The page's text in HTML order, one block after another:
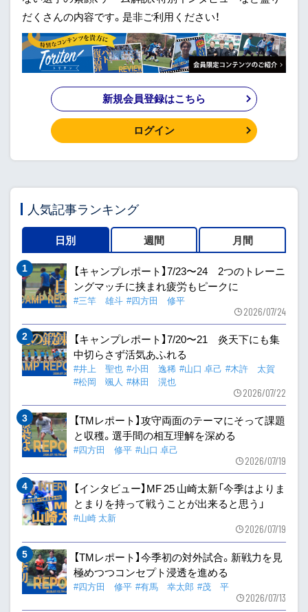
だくさんの内容です。是非ご利用ください！
新規会員登録はこちら
ログイン
人気記事ランキング
日別 週間 月間
【キャンプレポート】7/23〜24 2つのトレーニ
ングマッチに挟まれ疲労もピークに
#三竿 雄斗 #四方田 修平
2026/07/24
【キャンプレポート】7/20〜21 炎天下にも集
中切らさず活気あふれる
#井上 聖也 #小田 逸稀 #山口 卓己 #木許 太賀
#松岡 颯人 #林田 滉也
2026/07/22
【TMレポート】攻守両面のテーマにそって課題
と収穫。選手間の相互理解を深める
#四方田 修平 #山口 卓己
2026/07/19
【インタビュー】MF 25 山崎太新「今季はよりま
とまりを持って戦うことが出来ると思う」
#山崎 太新
2026/07/19
【TMレポート】今季初の対外試合。新戦力を見
極めつつコンセプト浸透を進める
#四方田 修平 #有馬 幸太郎 #茂 平
2026/07/13